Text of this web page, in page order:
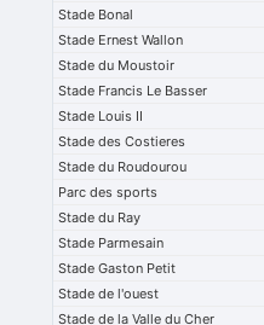
Stade Bonal
Stade Ernest Wallon
Stade du Moustoir
Stade Francis Le Basser
Stade Louis II
Stade des Costieres
Stade du Roudourou
Parc des sports
Stade du Ray
Stade Parmesain
Stade Gaston Petit
Stade de l'ouest
Stade de la Valle du Cher